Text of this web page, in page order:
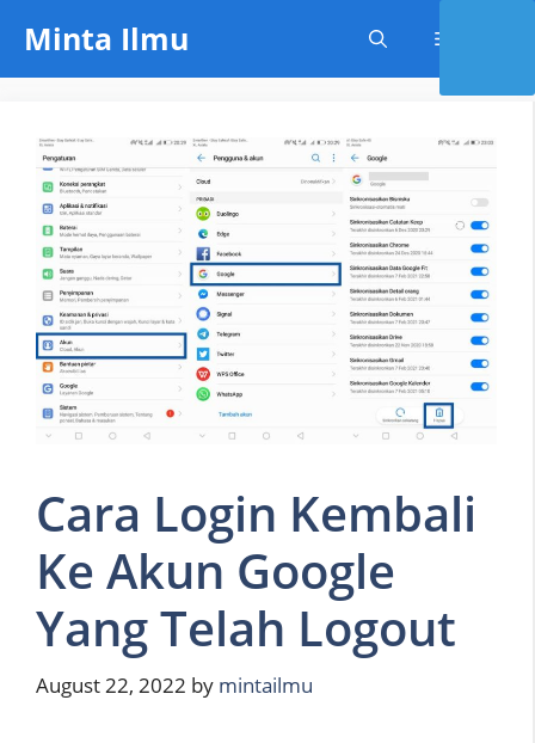
content
Minta Ilmu
Cara Login Kembali
Ke Akun Google
Yang Telah Logout
August 22, 2022 by mintailmu